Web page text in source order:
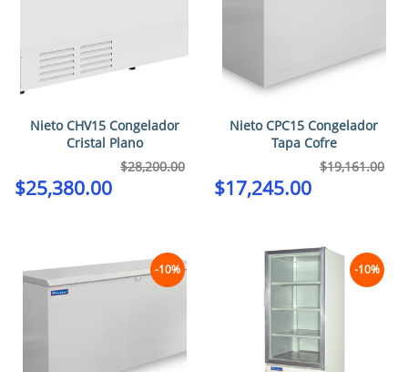
Nieto CHV15 Congelador
Cristal Plano
$28,200.00
$25,380.00
Nieto CPC15 Congelador
Tapa Cofre
$19,161.00
$17,245.00
-10% -10%